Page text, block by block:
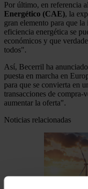
Por último, en referencia al
Energético (CAE), la
gran elemento para que
eficiencia energética se
económicos y que
todos".
Así, Becerril ha
puesta en marcha en
para que se convierta en
transacciones de compra-
aumentar la oferta".
Noticias relacionadas